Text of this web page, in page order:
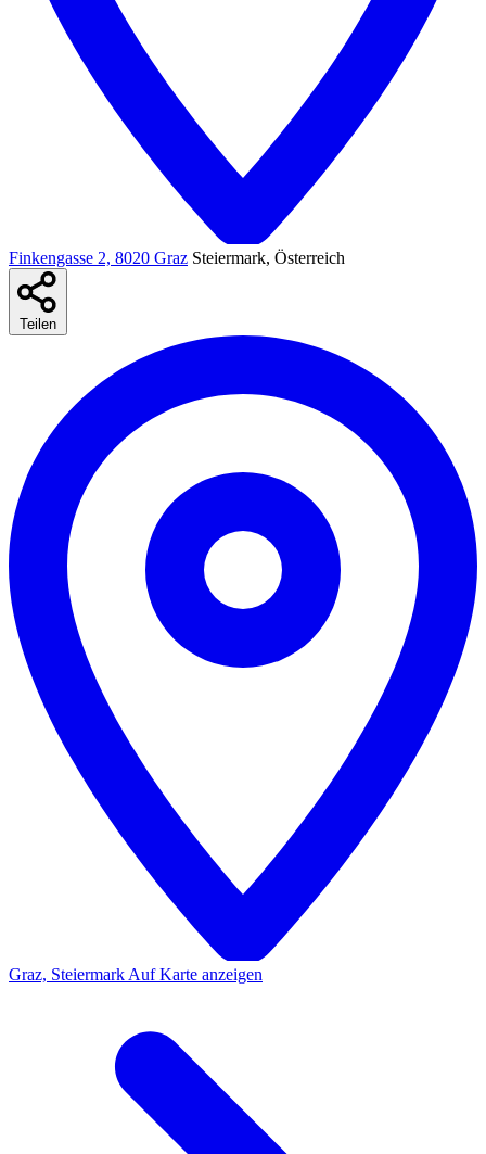
Finkengasse 2, 8020 Graz Steiermark, Österreich
Teilen
Graz, Steiermark Auf Karte anzeigen